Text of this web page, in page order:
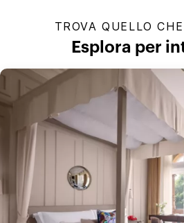
TROVA QUELLO
Esplora per